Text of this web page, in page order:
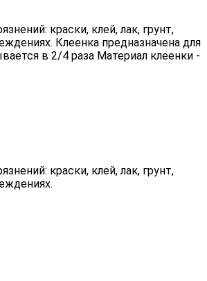
краски, клей, лак, грунт,
Клеенка предназначена для
в 2/4 раза Материал клеенки -
краски, клей, лак, грунт,